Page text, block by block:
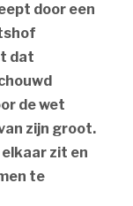
door een
dat
de wet
zijn groot.
zit en
te